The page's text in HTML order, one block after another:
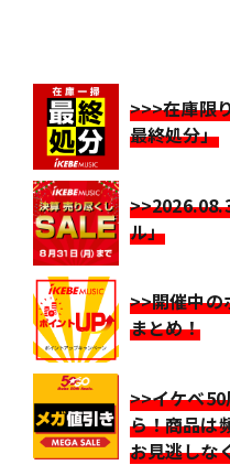
>>>在庫限
最終処分」
ル」
>>開催中の
まとめ！
>>イケベ
ら！商品は
お見逃しな